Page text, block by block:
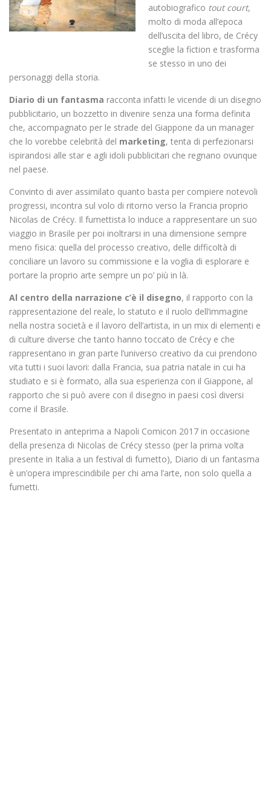
autobiografico tout court,
molto di moda all’epoca
dell’uscita del libro, de Crécy
sceglie la fiction e trasforma
se stesso in uno dei
personaggi della storia.
Diario di un fantasma racconta infatti le vicende di un disegno
pubblicitario, un bozzetto in divenire senza una forma definita
che, accompagnato per le strade del Giappone da un manager
che lo vorebbe celebrità del marketing, tenta di perfezionarsi
ispirandosi alle star e agli idoli pubblicitari che regnano ovunque
nel paese.
Convinto di aver assimilato quanto basta per compiere notevoli
progressi, incontra sul volo di ritorno verso la Francia proprio
Nicolas de Crécy. Il fumettista lo induce a rappresentare un suo
viaggio in Brasile per poi inoltrarsi in una dimensione sempre
meno fisica: quella del processo creativo, delle difficoltà di
conciliare un lavoro su commissione e la voglia di esplorare e
portare la proprio arte sempre un po’ più in là.
Al centro della narrazione c’è il disegno, il rapporto con la
rappresentazione del reale, lo statuto e il ruolo dell’immagine
nella nostra società e il lavoro dell’artista, in un mix di elementi e
di culture diverse che tanto hanno toccato de Crécy e che
rappresentano in gran parte l’universo creativo da cui prendono
vita tutti i suoi lavori: dalla Francia, sua patria natale in cui ha
studiato e si è formato, alla sua esperienza con il Giappone, al
rapporto che si può avere con il disegno in paesi così diversi
come il Brasile.
Presentato in anteprima a Napoli Comicon 2017 in occasione
della presenza di Nicolas de Crécy stesso (per la prima volta
presente in Italia a un festival di fumetto), Diario di un fantasma
è un’opera imprescindibile per chi ama l’arte, non solo quella a
fumetti.